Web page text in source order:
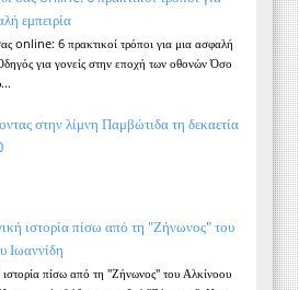
εμπειρία
online: 6 πρακτικοί τρόποι για μια ασφαλή
για γονείς στην εποχή των οθονών Όσο
στην λίμνη Παμβώτιδα τη δεκαετία
ιστορία πίσω από τη "Ζήνωνος" του
Ιωαννίδη
πίσω από τη "Ζήνωνος" του Αλκίνοου